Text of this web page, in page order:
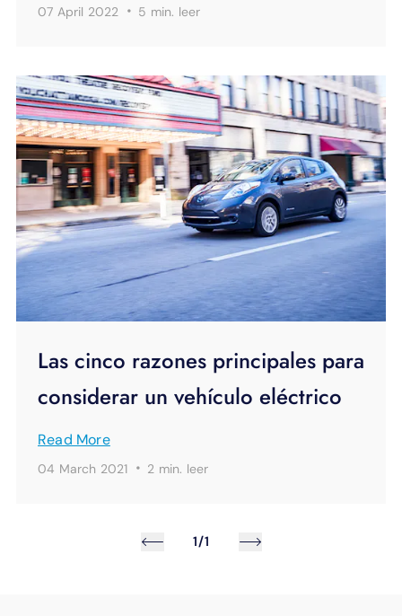
07 April 2022 · 5 min. leer
Las cinco razones principales para
considerar un vehículo eléctrico
Read More
04 March 2021 · 2 min. leer
1/1